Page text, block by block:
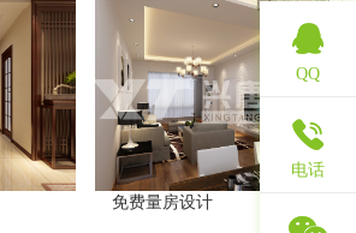
免费量房设计
QQ
电话